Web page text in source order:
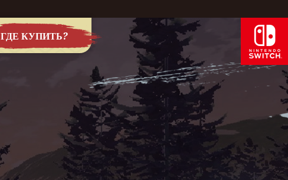
ГДЕ КУПИТЬ?